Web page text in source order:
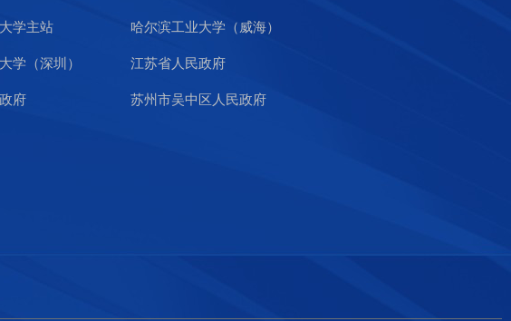
学主站 哈尔滨工业大学（威海）
学（深圳） 江苏省人民政府
府 苏州市吴中区人民政府